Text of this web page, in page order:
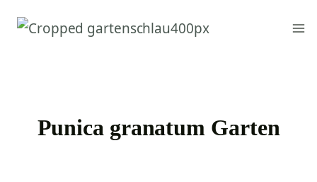
Inhalt
Punica granatum Garten